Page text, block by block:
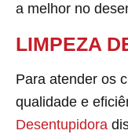
a melhor no
LIMPEZA
Para atender os
qualidade e
Desentupidora